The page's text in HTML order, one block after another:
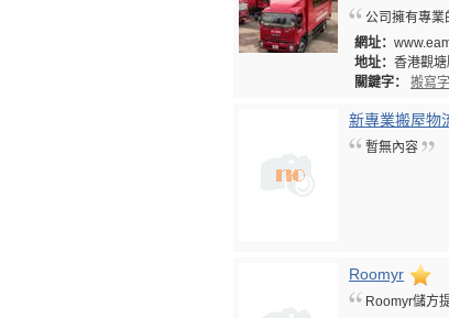
公司擁有專業
網址：
地址： 香港觀
關鍵字：
搬寫
新專業搬屋物
暫無內容
Roomyr
Roomyr儲方